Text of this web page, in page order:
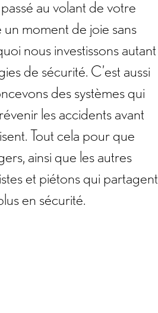
au volant de votre
moment de joie sans
nous investissons autant
de sécurité. C’est aussi
des systèmes qui
les accidents avant
Tout cela pour que
ainsi que les autres
et piétons qui partagent
en sécurité.